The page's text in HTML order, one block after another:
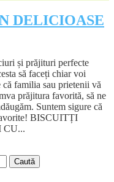
DELICIOASE
și prăjituri perfecte
să faceți chiar voi
familia sau prietenii vă
prăjitura favorită, să ne
Suntem sigure că
BISCUITȚI
CU...